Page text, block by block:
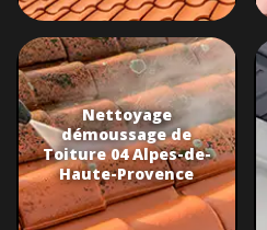
Nettoyage
démoussage de
Toiture 04 Alpes-de-
Haute-Provence